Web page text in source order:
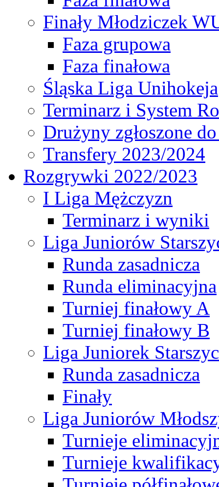
Finały Młodziczek
Faza grupowa
Faza finałowa
Śląska Liga Unihokeja
Terminarz i System
Drużyny zgłoszone
Transfery 2023/2024
Rozgrywki 2022/2023
I Liga Mężczyzn
Terminarz i wyniki
Liga Juniorów
Runda zasadnicza
Runda eliminacyjna
Turniej finałowy A
Turniej finałowy B
Liga Juniorek
Runda zasadnicza
Finały
Liga Juniorów
Turnieje
Turnieje